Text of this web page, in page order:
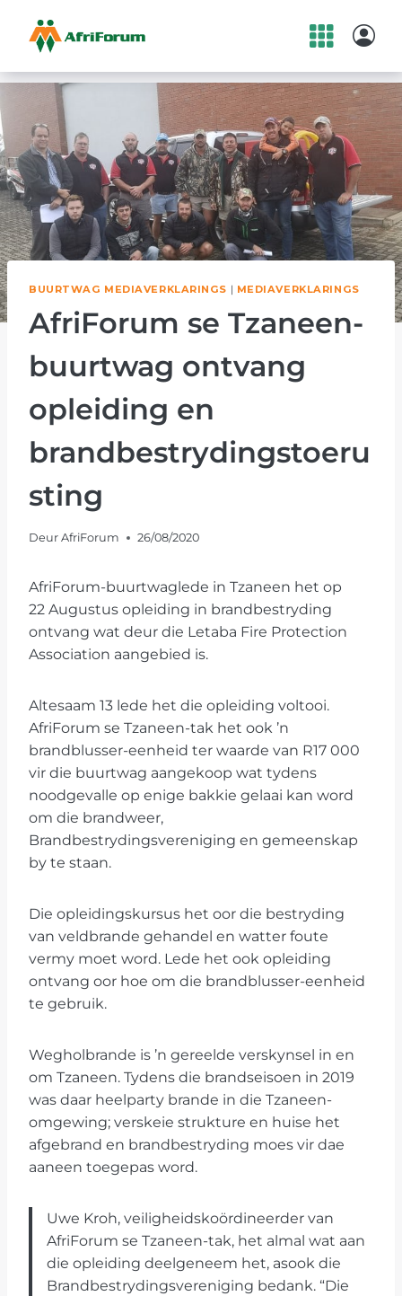
to
content
BUURTWAG MEDIAVERKLARINGS | MEDIAVERKLARINGS
AfriForum se Tzaneen-
buurtwag ontvang
opleiding en
brandbestrydingstoeru
sting
Deur AfriForum 26/08/2020
AfriForum-buurtwaglede in Tzaneen het op
22 Augustus opleiding in brandbestryding
ontvang wat deur die Letaba Fire Protection
Association aangebied is.
Altesaam 13 lede het die opleiding voltooi.
AfriForum se Tzaneen-tak het ook ’n
brandblusser-eenheid ter waarde van R17 000
vir die buurtwag aangekoop wat tydens
noodgevalle op enige bakkie gelaai kan word
om die brandweer,
Brandbestrydingsvereniging en gemeenskap
by te staan.
Die opleidingskursus het oor die bestryding
van veldbrande gehandel en watter foute
vermy moet word. Lede het ook opleiding
ontvang oor hoe om die brandblusser-eenheid
te gebruik.
Wegholbrande is ’n gereelde verskynsel in en
om Tzaneen. Tydens die brandseisoen in 2019
was daar heelparty brande in die Tzaneen-
omgewing; verskeie strukture en huise het
afgebrand en brandbestryding moes vir dae
aaneen toegepas word.
Uwe Kroh, veiligheidskoördineerder van
AfriForum se Tzaneen-tak, het almal wat aan
die opleiding deelgeneem het, asook die
Brandbestrydingsvereniging bedank. “Die